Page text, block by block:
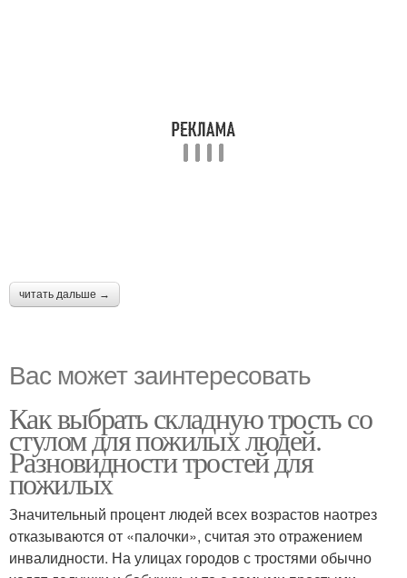
читать дальше →
Вас может заинтересовать
Как выбрать складную трость со
стулом для пожилых людей.
Разновидности тростей для
пожилых
Значительный процент людей всех возрастов наотрез
отказываются от «палочки», считая это отражением
инвалидности. На улицах городов с тростями обычно